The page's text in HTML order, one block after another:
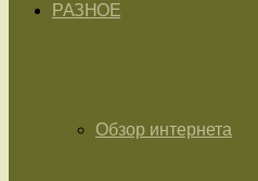
РАЗНОЕ
Обзор интернета